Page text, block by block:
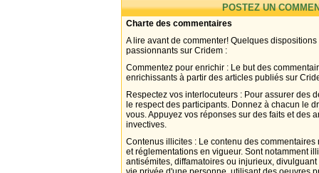
POSTEZ UN
Charte des commentaires
A lire avant de commenter! Quelques
passionnants sur Cridem :
Commentez pour enrichir : Le but des
enrichissants à partir des articles publiés sur
Respectez vos interlocuteurs : Pour assurer des
le respect des participants. Donnez à chacun le
vous. Appuyez vos réponses sur des faits et des
invectives.
Contenus illicites : Le contenu des
et réglementations en vigueur. Sont notamment
antisémites, diffamatoires ou injurieux,